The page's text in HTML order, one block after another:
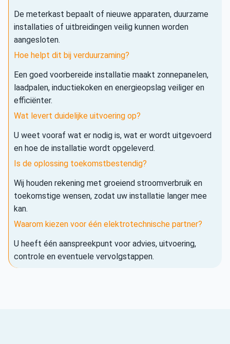
De meterkast bepaalt of nieuwe apparaten, duurzame
installaties of uitbreidingen veilig kunnen worden
aangesloten.
Hoe helpt dit bij verduurzaming?
Een goed voorbereide installatie maakt zonnepanelen,
laadpalen, inductiekoken en energieopslag veiliger en
efficiënter.
Wat levert duidelijke uitvoering op?
U weet vooraf wat er nodig is, wat er wordt uitgevoerd
en hoe de installatie wordt opgeleverd.
Is de oplossing toekomstbestendig?
Wij houden rekening met groeiend stroomverbruik en
toekomstige wensen, zodat uw installatie langer mee
kan.
Waarom kiezen voor één elektrotechnische partner?
U heeft één aanspreekpunt voor advies, uitvoering,
controle en eventuele vervolgstappen.